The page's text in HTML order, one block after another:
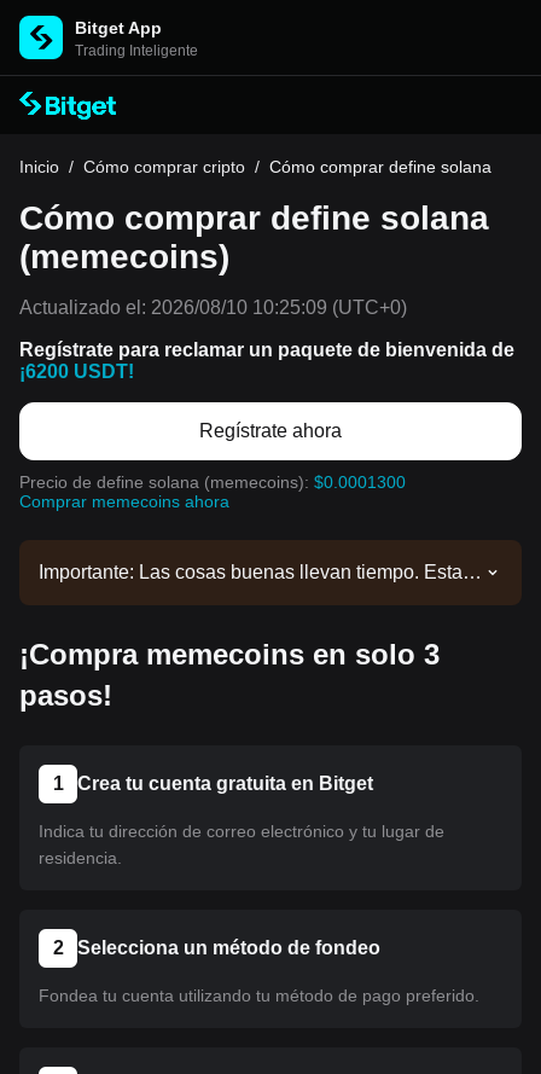
Bitget App
Trading Inteligente
Inicio / Cómo comprar cripto / Cómo comprar define solana
Cómo comprar define solana
(memecoins)
Actualizado el: 2026/08/10 10:25:09 (UTC+0)
Regístrate para reclamar un paquete de bienvenida de
¡6200 USDT!
Regístrate ahora
Precio de define solana (memecoins): $0.0001300
Comprar memecoins ahora
Importante: Las cosas buenas llevan tiempo. Esta
sobre los listados. Una vez que esté disponible en
comprarlo. El mismo tutorial se aplica a todas las
¡Compra memecoins en solo 3
pasos!
1 Crea tu cuenta gratuita en Bitget
Indica tu dirección de correo electrónico y tu lugar de
residencia.
2 Selecciona un método de fondeo
Fondea tu cuenta utilizando tu método de pago preferido.